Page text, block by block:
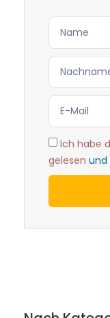
Ich habe
gelesen und